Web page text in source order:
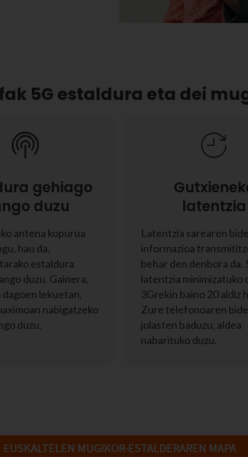
5G estaldura eta dei
gehiago
duzu
antena kopurua
hau da,
estaldura
duzu. Gainera,
dagoen lekuetan,
nabigatzeko
duzu.
latentzia
Latentzia sarearen
informazioa
behar den denbora da.
latentzia minimizatuko
3Grekin baino 20 aldiz
Zure telefonoaren
jolasten baduzu, aldea
nabarituko duzu.